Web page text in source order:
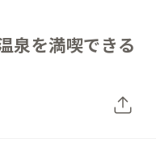
泉を満喫できる